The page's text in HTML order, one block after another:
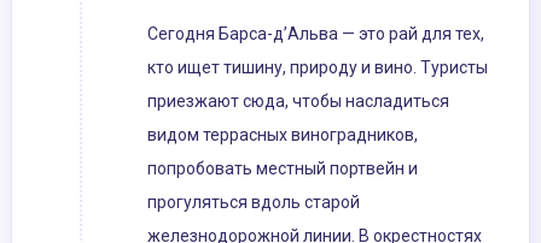
Сегодня Барса-д’Альва — это рай для тех,
кто ищет тишину, природу и вино. Туристы
приезжают сюда, чтобы насладиться
видом террасных виноградников,
попробовать местный портвейн и
прогуляться вдоль старой
железнодорожной линии. В окрестностях